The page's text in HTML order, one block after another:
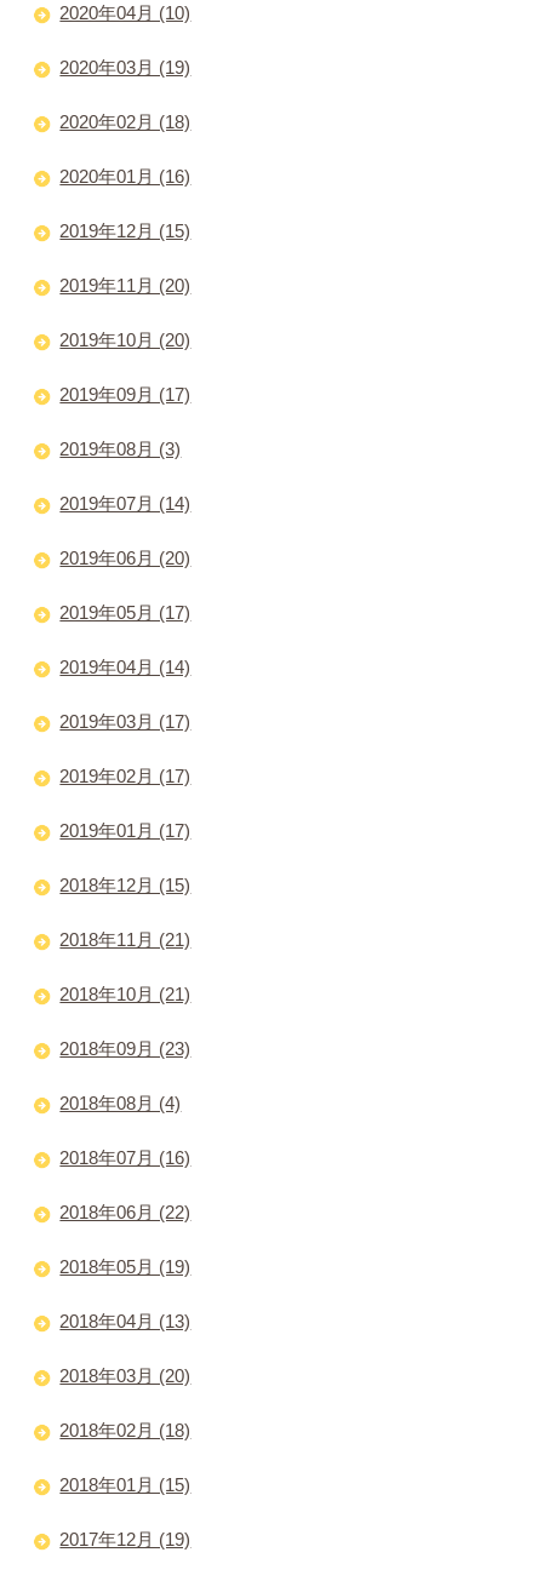
2020年04月 (10)
2020年03月 (19)
2020年02月 (18)
2020年01月 (16)
2019年12月 (15)
2019年11月 (20)
2019年10月 (20)
2019年09月 (17)
2019年08月 (3)
2019年07月 (14)
2019年06月 (20)
2019年05月 (17)
2019年04月 (14)
2019年03月 (17)
2019年02月 (17)
2019年01月 (17)
2018年12月 (15)
2018年11月 (21)
2018年10月 (21)
2018年09月 (23)
2018年08月 (4)
2018年07月 (16)
2018年06月 (22)
2018年05月 (19)
2018年04月 (13)
2018年03月 (20)
2018年02月 (18)
2018年01月 (15)
2017年12月 (19)